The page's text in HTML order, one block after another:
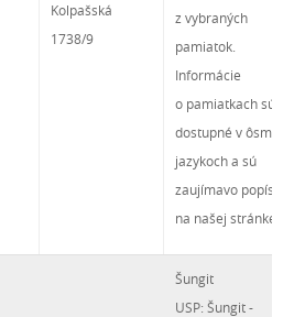
Kolpašská
1738/9
z vybraných
pamiatok.
Informácie
o pamiatkach sú
dostupné v ôsmych
jazykoch a sú
zaujímavo
na našej stránke
Šungit
USP: Šungit -